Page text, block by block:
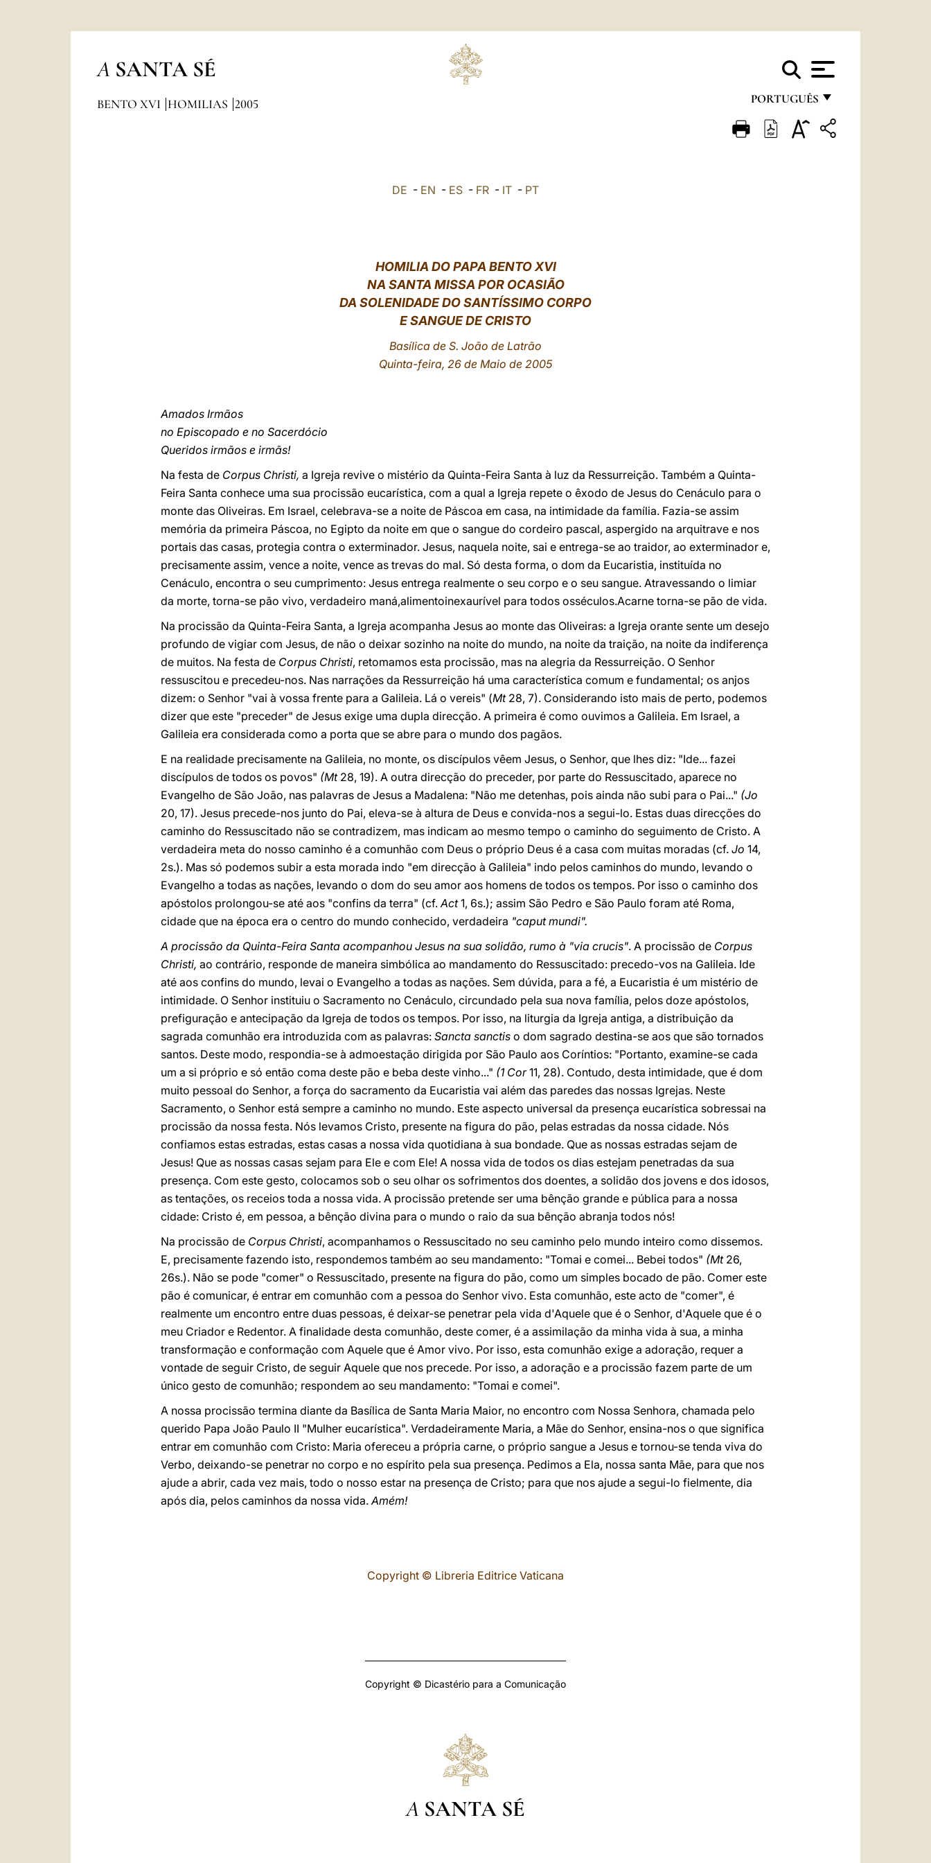
A SANTA SÉ
PORTUGUÊS
FRANÇAIS
BENTO XVI HOMILIAS 2005
DE - EN - ES - FR - IT - PT
HOMILIA DO PAPA BENTO XVI
NA SANTA MISSA POR OCASIÃO
DA SOLENIDADE DO SANTÍSSIMO CORPO
E SANGUE DE CRISTO
Basílica de S. João de Latrão
Quinta-feira, 26 de Maio de 2005
Amados Irmãos
no Episcopado e no Sacerdócio
Queridos irmãos e irmãs!
Na festa de Corpus Christi, a Igreja revive o mistério da Quinta-Feira Santa à luz da Ressurreição. Também a Quinta-
Feira Santa conhece uma sua procissão eucarística, com a qual a Igreja repete o êxodo de Jesus do Cenáculo para o
monte das Oliveiras. Em Israel, celebrava-se a noite de Páscoa em casa, na intimidade da família. Fazia-se assim
memória da primeira Páscoa, no Egipto da noite em que o sangue do cordeiro pascal, aspergido na arquitrave e nos
portais das casas, protegia contra o exterminador. Jesus, naquela noite, sai e entrega-se ao traidor, ao exterminador e,
precisamente assim, vence a noite, vence as trevas do mal. Só desta forma, o dom da Eucaristia, instituída no
Cenáculo, encontra o seu cumprimento: Jesus entrega realmente o seu corpo e o seu sangue. Atravessando o limiar
da morte, torna-se pão vivo, verdadeiro maná,alimentoinexaurível para todos osséculos.Acarne torna-se pão de vida.
Na procissão da Quinta-Feira Santa, a Igreja acompanha Jesus ao monte das Oliveiras: a Igreja orante sente um desejo
profundo de vigiar com Jesus, de não o deixar sozinho na noite do mundo, na noite da traição, na noite da indiferença
de muitos. Na festa de Corpus Christi, retomamos esta procissão, mas na alegria da Ressurreição. O Senhor
ressuscitou e precedeu-nos. Nas narrações da Ressurreição há uma característica comum e fundamental; os anjos
dizem: o Senhor "vai à vossa frente para a Galileia. Lá o vereis" (Mt28, 7). Considerando isto mais de perto, podemos
dizer que este "preceder" de Jesus exige uma dupla direcção. A primeira é como ouvimos a Galileia. Em Israel, a
Galileia era considerada como a porta que se abre para o mundo dos pagãos.
E na realidade precisamente na Galileia, no monte, os discípulos vêem Jesus, o Senhor, que lhes diz: "Ide... fazei
discípulos de todos os povos" (Mt 28, 19). A outra direcção do preceder, por parte do Ressuscitado, aparece no
Evangelho de São João, nas palavras de Jesus a Madalena: "Não me detenhas, pois ainda não subi para o Pai..." (Jo
20, 17). Jesus precede-nos junto do Pai, eleva-se à altura de Deus e convida-nos a segui-lo. Estas duas direcções do
caminho do Ressuscitado não se contradizem, mas indicam ao mesmo tempo o caminho do seguimento de Cristo. A
verdadeira meta do nosso caminho é a comunhão com Deus o próprio Deus é a casa com muitas moradas (cf. Jo 14,
2s.). Mas só podemos subir a esta morada indo "em direcção à Galileia" indo pelos caminhos do mundo, levando o
Evangelho a todas as nações, levando o dom do seu amor aos homens de todos os tempos. Por isso o caminho dos
apóstolos prolongou-se até aos "confins da terra" (cf.Act1, 6s.); assim São Pedro e São Paulo foram até Roma,
cidade que na época era o centro do mundo conhecido, verdadeira "caput mundi".
A procissão da Quinta-Feira Santa acompanhou Jesus na sua solidão, rumo à "via crucis". A procissão de Corpus
Christi, ao contrário, responde de maneira simbólica ao mandamento do Ressuscitado: precedo-vos na Galileia. Ide
até aos confins do mundo, levai o Evangelho a todas as nações. Sem dúvida, para a fé, a Eucaristia é um mistério de
intimidade. O Senhor instituiu o Sacramento no Cenáculo, circundado pela sua nova família, pelos doze apóstolos,
prefiguração e antecipação da Igreja de todos os tempos. Por isso, na liturgia da Igreja antiga, a distribuição da
sagrada comunhão era introduzida com as palavras: Sancta sanctis o dom sagrado destina-se aos que são tornados
santos. Deste modo, respondia-se à admoestação dirigida por São Paulo aos Coríntios: "Portanto, examine-se cada
um a si próprio e só então coma deste pão e beba deste vinho..." (1 Cor11, 28). Contudo, desta intimidade, que é dom
muito pessoal do Senhor, a força do sacramento da Eucaristia vai além das paredes das nossas Igrejas. Neste
Sacramento, o Senhor está sempre a caminho no mundo. Este aspecto universal da presença eucarística sobressai na
procissão da nossa festa. Nós levamos Cristo, presente na figura do pão, pelas estradas da nossa cidade. Nós
confiamos estas estradas, estas casas a nossa vida quotidiana à sua bondade. Que as nossas estradas sejam de
Jesus! Que as nossas casas sejam para Ele e com Ele! A nossa vida de todos os dias estejam penetradas da sua
presença. Com este gesto, colocamos sob o seu olhar os sofrimentos dos doentes, a solidão dos jovens e dos idosos,
as tentações, os receios toda a nossa vida. A procissão pretende ser uma bênção grande e pública para a nossa
cidade: Cristo é, em pessoa, a bênção divina para o mundo o raio da sua bênção abranja todos nós!
Na procissão de Corpus Christi, acompanhamos o Ressuscitado no seu caminho pelo mundo inteiro como dissemos.
E, precisamente fazendo isto, respondemos também ao seu mandamento: "Tomai e comei... Bebei todos" (Mt 26,
26s.). Não se pode "comer" o Ressuscitado, presente na figura do pão, como um simples bocado de pão. Comer este
pão é comunicar, é entrar em comunhão com a pessoa do Senhor vivo. Esta comunhão, este acto de "comer", é
realmente um encontro entre duas pessoas, é deixar-se penetrar pela vida d'Aquele que é o Senhor, d'Aquele que é o
meu Criador e Redentor. A finalidade desta comunhão, deste comer, é a assimilação da minha vida à sua, a minha
transformação e conformação com Aquele que é Amor vivo. Por isso, esta comunhão exige a adoração, requer a
vontade de seguir Cristo, de seguir Aquele que nos precede. Por isso, a adoração e a procissão fazem parte de um
único gesto de comunhão; respondem ao seu mandamento: "Tomai e comei".
A nossa procissão termina diante da Basílica de Santa Maria Maior, no encontro com Nossa Senhora, chamada pelo
querido Papa João Paulo II "Mulher eucarística". Verdadeiramente Maria, a Mãe do Senhor, ensina-nos o que significa
entrar em comunhão com Cristo: Maria ofereceu a própria carne, o próprio sangue a Jesus e tornou-se tenda viva do
Verbo, deixando-se penetrar no corpo e no espírito pela sua presença. Pedimos a Ela, nossa santa Mãe, para que nos
ajude a abrir, cada vez mais, todo o nosso estar na presença de Cristo; para que nos ajude a segui-lo fielmente, dia
após dia, pelos caminhos da nossa vida.Amém!
Copyright © Libreria Editrice Vaticana
Copyright © Dicastério para a Comunicação
A SANTA SÉ